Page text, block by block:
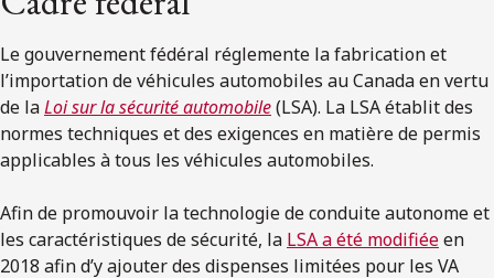
Le gouvernement fédéral réglemente la fabrication et
l’importation de véhicules automobiles au Canada en vertu
de laLoi sur la sécurité automobile(LSA). La LSA établit des
normes techniques et des exigences en matière de permis
applicables à tous les véhicules automobiles.
Afin de promouvoir la technologie de conduite autonome et
les caractéristiques de sécurité, la LSA a été modifiéeen
2018 afin d’y ajouter des dispenses limitées pour les VA